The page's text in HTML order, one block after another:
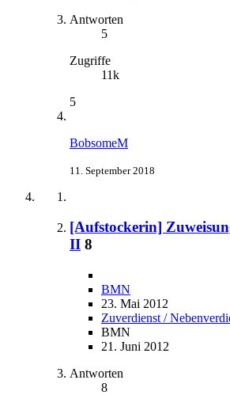
Antworten
5
Zugriffe
11k
5
BobsomeM
11. September 2018
[Aufstockerin]
II 8
BMN
23. Mai 2012
Zuverdienst /
BMN
21. Juni 2012
Antworten
8